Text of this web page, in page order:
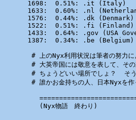
1698:  0.51%: .it (Italy)
1633:  0.60%: .nl
1576:  0.44%: .dk (Denmark)
1522:  0.51%: .fi (Finland)
1433:  0.64%: .gov (USA
1387:  0.34%: .be (Belgium)
# 上のNyx利用状況は筆者の努力
# 大英帝国には敬意を表して、その
# ちょうどいい場所でしょ？  そう
# 誰かお金持ちの人、日本Nyxを作